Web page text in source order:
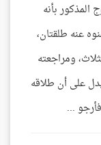
المذكور بأنه
عنه طلقتان،
ومراجعته
على أن طلاقه
...